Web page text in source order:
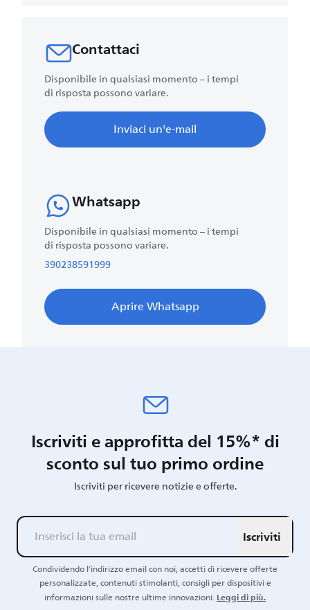
Contattaci
Disponibile in qualsiasi momento – i tempi
di risposta possono variare.
Inviaci un'e-mail
Whatsapp
Disponibile in qualsiasi momento – i tempi
di risposta possono variare.
390238591999
Aprire Whatsapp
Iscriviti e approfitta del 15%* di
sconto sul tuo primo ordine
Iscriviti per ricevere notizie e offerte.
Iscriviti
Condividendo l'indirizzo email con noi, accetti di ricevere offerte
personalizzate, contenuti stimolanti, consigli per dispositivi e
informazioni sulle nostre ultime innovazioni.Leggi di più.